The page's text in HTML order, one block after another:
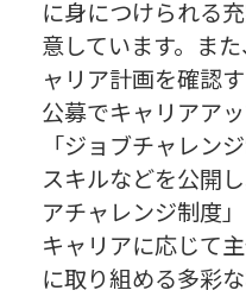
に身につけられる
意しています。ま
ャリア計画を確認
公募でキャリアア
「ジョブチャレン
スキルなどを公開
アチャレンジ制度
キャリアに応じて
に取り組める多彩